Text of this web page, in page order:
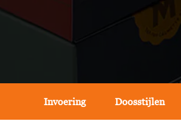
Invoering Doosstijlen